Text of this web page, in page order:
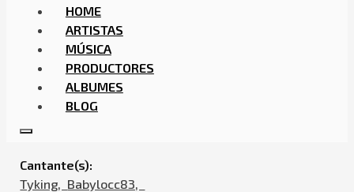
HOME
ARTISTAS
MÚSICA
PRODUCTORES
ALBUMES
BLOG
Cantante(s):
Tyking,ㅤㅤ Babylocc83,ㅤㅤ